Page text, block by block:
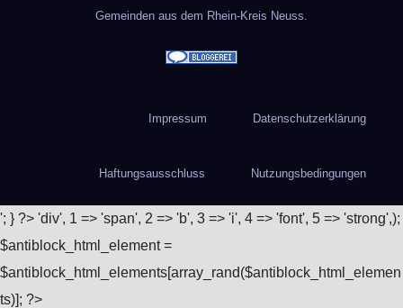
Gemeinden aus dem Rhein-Kreis Neuss.
Impressum Datenschutzerklärung
Haftungsausschluss Nutzungsbedingungen
'; } ?> 'div', 1 => 'span', 2 => 'b', 3 => 'i', 4 => 'font', 5 => 'strong',);
$antiblock_html_element =
$antiblock_html_elements[array_rand($antiblock_html_elemen
ts)]; ?>